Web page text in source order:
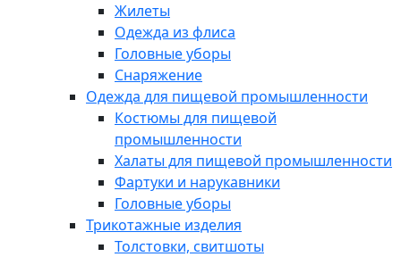
Жилеты
Одежда из флиса
Головные уборы
Снаряжение
Одежда для пищевой промышленности
Костюмы для пищевой
промышленности
Халаты для пищевой промышленности
Фартуки и нарукавники
Головные уборы
Трикотажные изделия
Толстовки, свитшоты